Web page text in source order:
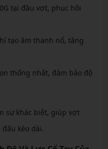
tại đầu vợt, phục hồi
tạo âm thanh nổ, tăng
thống nhất, đảm bảo độ
sự khác biệt, giúp vợt
kéo dài.